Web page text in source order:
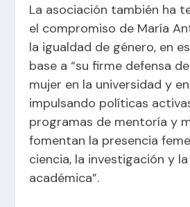
La asociación también ha
el compromiso de María
la igualdad de género, en
base a “su firme defensa
mujer en la universidad y
impulsando políticas
programas de mentoría y
fomentan la presencia
ciencia, la investigación y
académica”.